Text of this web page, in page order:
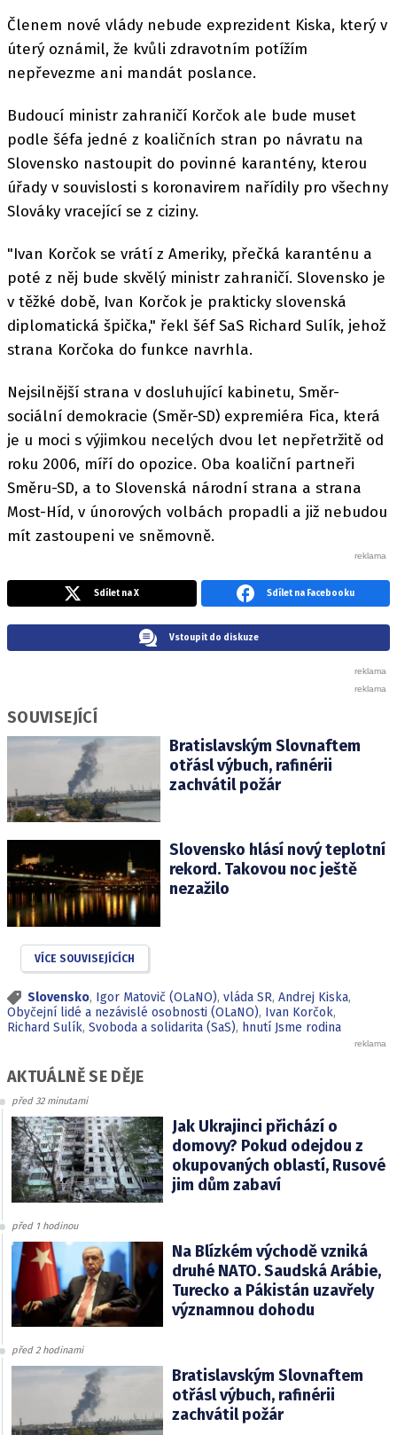
Členem nové vlády nebude exprezident Kiska, který v
úterý oznámil, že kvůli zdravotním potížím
nepřevezme ani mandát poslance.
Budoucí ministr zahraničí Korčok ale bude muset
podle šéfa jedné z koaličních stran po návratu na
Slovensko nastoupit do povinné karantény, kterou
úřady v souvislosti s koronavirem nařídily pro všechny
Slováky vracející se z ciziny.
"Ivan Korčok se vrátí z Ameriky, přečká karanténu a
poté z něj bude skvělý ministr zahraničí. Slovensko je
v těžké době, Ivan Korčok je prakticky slovenská
diplomatická špička," řekl šéf SaS Richard Sulík, jehož
strana Korčoka do funkce navrhla.
Nejsilnější strana v dosluhující kabinetu, Směr-
sociální demokracie (Směr-SD) expremiéra Fica, která
je u moci s výjimkou necelých dvou let nepřetržitě od
roku 2006, míří do opozice. Oba koaliční partneři
Směru-SD, a to Slovenská národní strana a strana
Most-Híd, v únorových volbách propadli a již nebudou
mít zastoupeni ve sněmovně.
Sdílet na X Sdílet na Facebooku
Vstoupit do diskuze
SOUVISEJÍCÍ
Bratislavským Slovnaftem
otřásl výbuch, rafinérii
zachvátil požár
Slovensko hlásí nový teplotní
rekord. Takovou noc ještě
nezažilo
VÍCE SOUVISEJÍCÍCH
Slovensko, Igor Matovič (OLaNO), vláda SR, Andrej Kiska,
Obyčejní lidé a nezávislé osobnosti (OLaNO), Ivan Korčok,
Richard Sulík, Svoboda a solidarita (SaS), hnutí Jsme rodina
AKTUÁLNĚ SE DĚJE
před 32 minutami
Jak Ukrajinci přichází o
domovy? Pokud odejdou z
okupovaných oblastí, Rusové
jim dům zabaví
před 1 hodinou
Na Blízkém východě vzniká
druhé NATO. Saudská Arábie,
Turecko a Pákistán uzavřely
významnou dohodu
před 2 hodinami
Bratislavským Slovnaftem
otřásl výbuch, rafinérii
zachvátil požár